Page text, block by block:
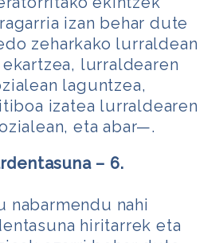
izan behar dute
zeharkako lurraldean
lurraldearen
laguntzea,
izatea lurraldearen
eta abar—.
– 6.
nabarmendu nahi
hiritarrek eta